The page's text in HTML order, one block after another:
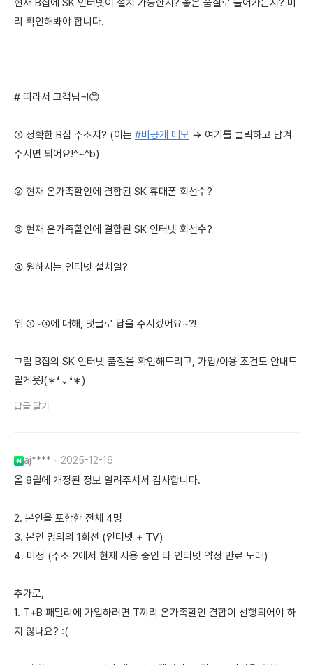
현재 B집에 SK 인터넷이 설치 가능한지? 좋은 품질로 들어가는지? 미
리 확인해봐야 합니다.
# 따라서 고객님~!😊
① 정확한 B집 주소지? (이는 #비공개 메모 → 여기를 클릭하고 남겨
주시면 되어요!^~^b)
② 현재 온가족할인에 결합된 SK 휴대폰 회선수?
③ 현재 온가족할인에 결합된 SK 인터넷 회선수?
④ 원하시는 인터넷 설치일?
위 ①~④에 대해, 댓글로 답을 주시겠어요~?!
그럼 B집의 SK 인터넷 품질을 확인해드리고, 가입/이용 조건도 안내드
릴게욧!(∗❛⌄❛∗)
답글 달기
aj**** 2025-12-16
올 8월에 개정된 정보 알려주셔서 감사합니다.
2. 본인을 포함한 전체 4명
3. 본인 명의의 1회선 (인터넷 + TV)
4. 미정 (주소 2에서 현재 사용 중인 타 인터넷 약정 만료 도래)
추가로,
1. T+B 패밀리에 가입하려면 T끼리 온가족할인 결합이 선행되어야 하
지 않나요? :(